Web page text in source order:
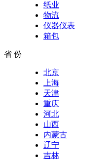
纸业
物流
仪器仪表
箱包
省 份
北京
上海
天津
重庆
河北
山西
内蒙古
辽宁
吉林